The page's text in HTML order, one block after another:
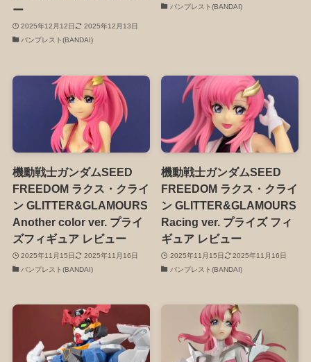
ー
2025年12月12日
2025年12月13日
バンプレスト(BANDAI)
バンプレスト(BANDAI)
機動戦士ガンダムSEED
FREEDOM ラクス・クライ
ン GLITTER&GLAMOURS
Another color ver. プライ
ズフィギュア レビュー
2025年11月15日
2025年11月16日
バンプレスト(BANDAI)
機動戦士ガンダムSEED
FREEDOM ラクス・クライ
ン GLITTER&GLAMOURS
Racing ver. プライズ フィ
ギュア レビュー
2025年11月15日
2025年11月16日
バンプレスト(BANDAI)